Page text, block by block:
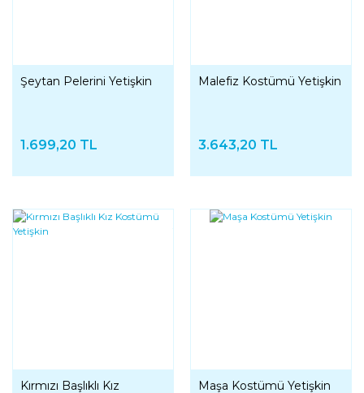
Şeytan Pelerini Yetişkin
1.699,20 TL
Malefiz Kostümü Yetişkin
3.643,20 TL
Kırmızı Başlıklı Kız
Maşa Kostümü Yetişkin